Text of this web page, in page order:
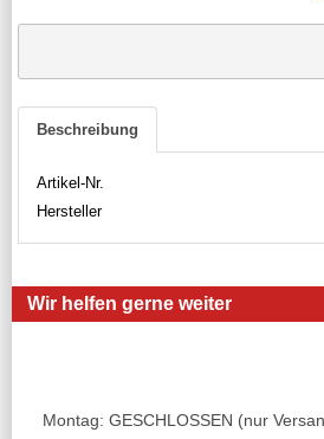
Beschreibung
Artikel-Nr.
Hersteller
Wir helfen gerne weiter
Montag: GESCHLOSSEN (nur